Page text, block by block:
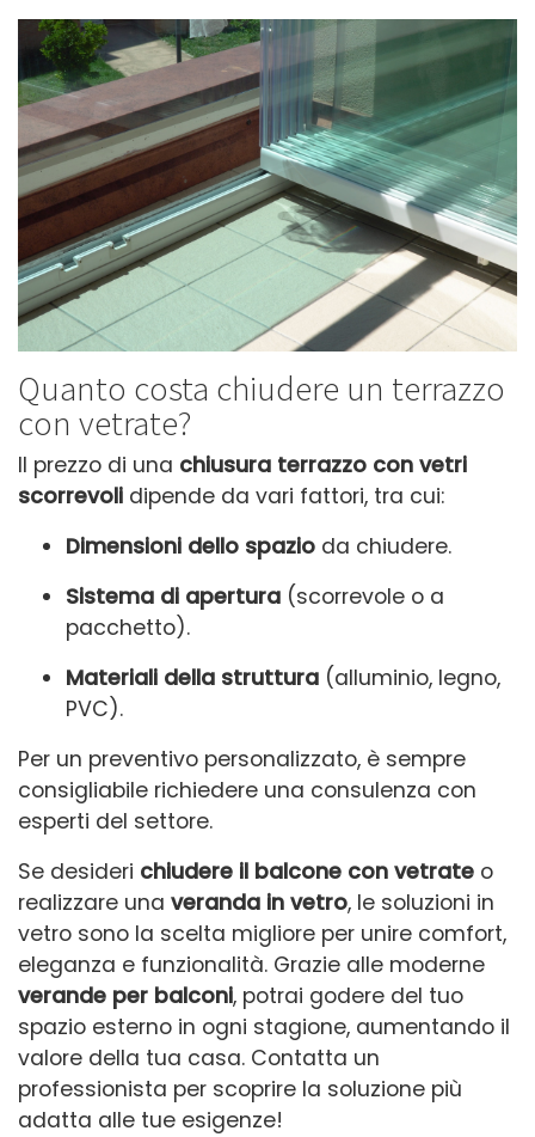
Quanto costa chiudere un terrazzo
con vetrate?
Il prezzo di una chiusura terrazzo con vetri
scorrevoli dipende da vari fattori, tra cui:
Dimensioni dello spazio da chiudere.
Sistema di apertura (scorrevole o a
pacchetto).
Materiali della struttura (alluminio, legno,
PVC).
Per un preventivo personalizzato, è sempre
consigliabile richiedere una consulenza con
esperti del settore.
Se desideri chiudere il balcone con vetrate o
realizzare una veranda in vetro, le soluzioni in
vetro sono la scelta migliore per unire comfort,
eleganza e funzionalità. Grazie alle moderne
verande per balconi, potrai godere del tuo
spazio esterno in ogni stagione, aumentando il
valore della tua casa. Contatta un
professionista per scoprire la soluzione più
adatta alle tue esigenze!